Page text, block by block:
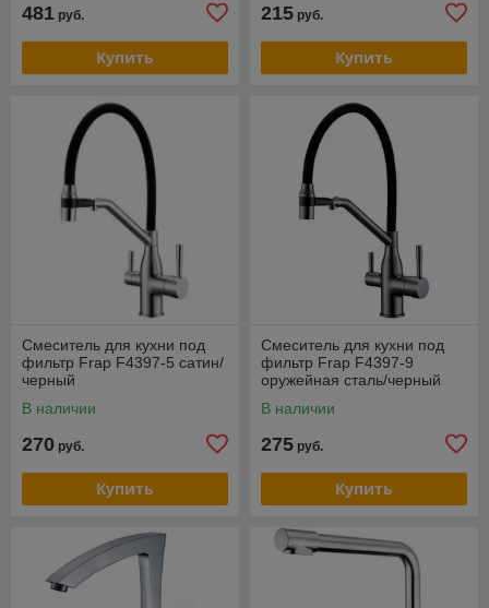
481 руб.
Купить
215 руб.
Купить
Смеситель для кухни под
фильтр Frap F4397-5 сатин/
черный
В наличии
270 руб.
Купить
Смеситель для кухни под
фильтр Frap F4397-9
оружейная сталь/черный
В наличии
275 руб.
Купить